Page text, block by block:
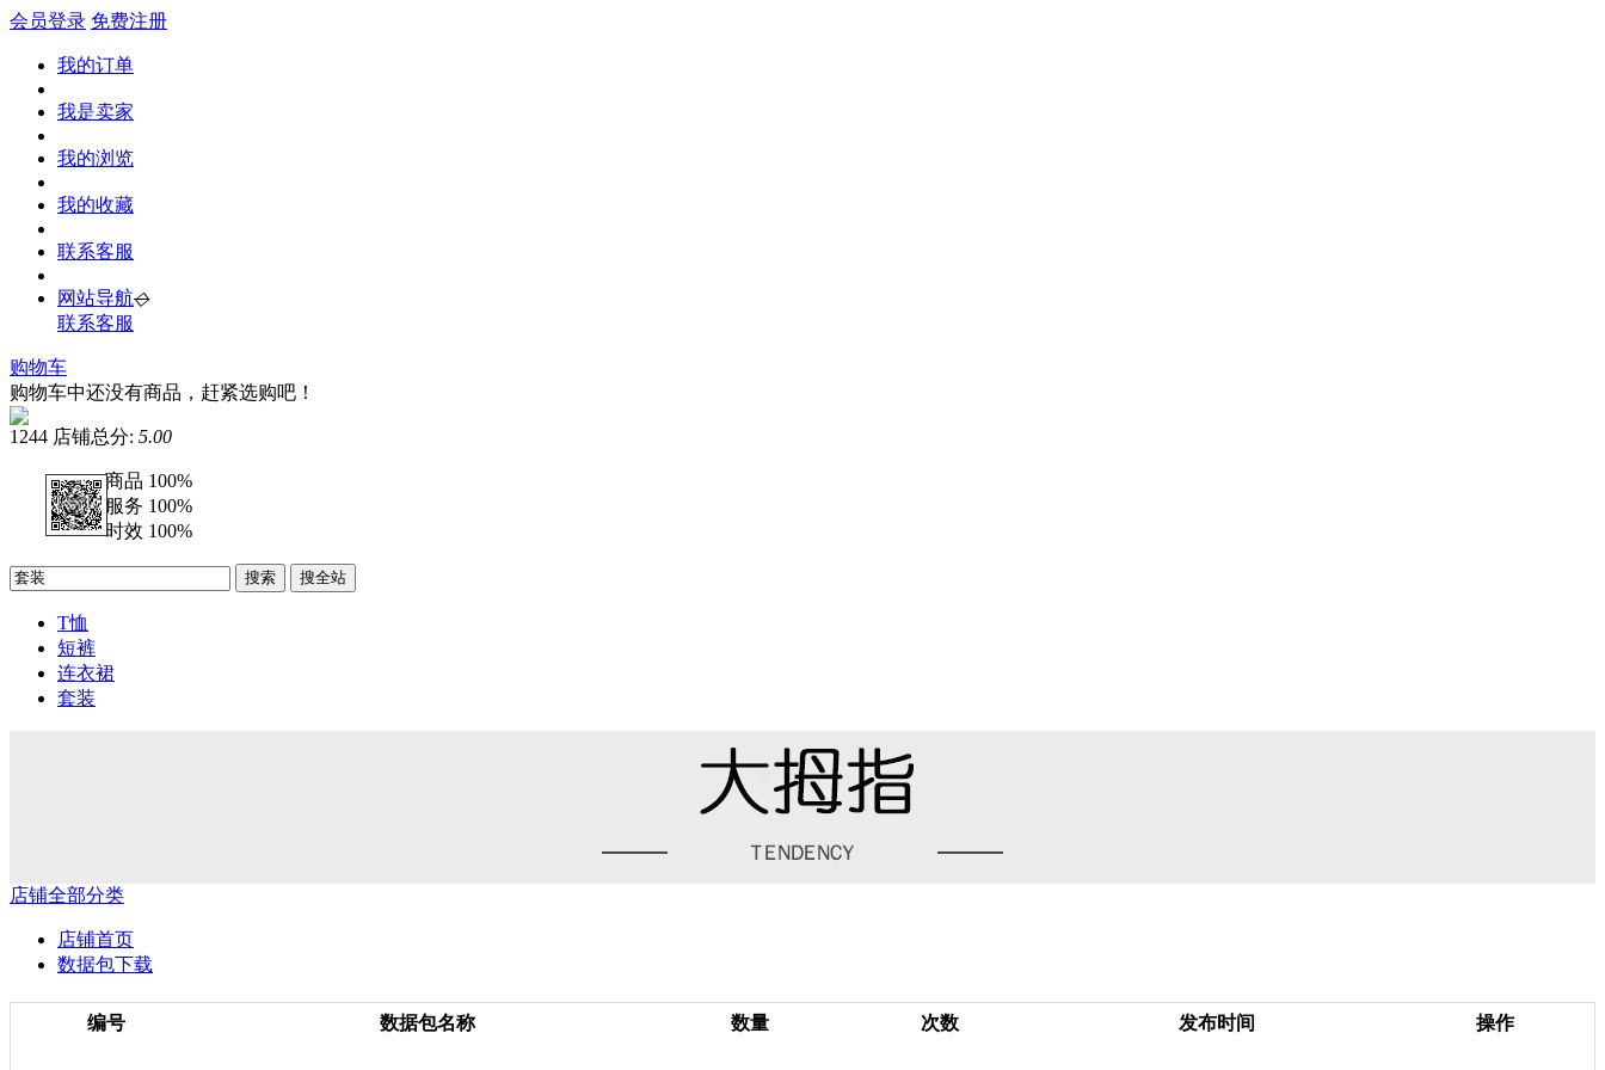
会员登录 免费注册
我的订单
我是卖家
我的浏览
我的收藏
联系客服
网站导航◇
联系客服
购物车
购物车中还没有商品，赶紧选购吧！
1244 店铺总分: 5.00
商品 100%
服务 100%
时效 100%
搜索 搜全站
T恤
短裤
连衣裙
套装
店铺全部分类
店铺首页
数据包下载
编号 数据包名称 数量 次数 发布时间 操作